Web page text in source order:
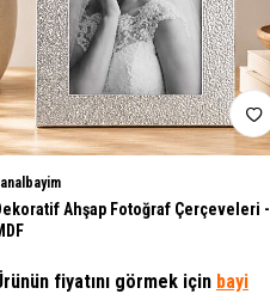
Ahşap Fotoğraf Çerçeveleri -
fiyatını görmek için bayi